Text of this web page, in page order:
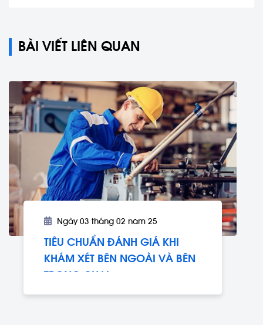
BÀI VIẾT LIÊN QUAN
Ngày 03 tháng 02 năm 25
TIÊU CHUẨN ĐÁNH GIÁ KHI
KHÁM XÉT BÊN NGOÀI VÀ BÊN
TRONG CHAI